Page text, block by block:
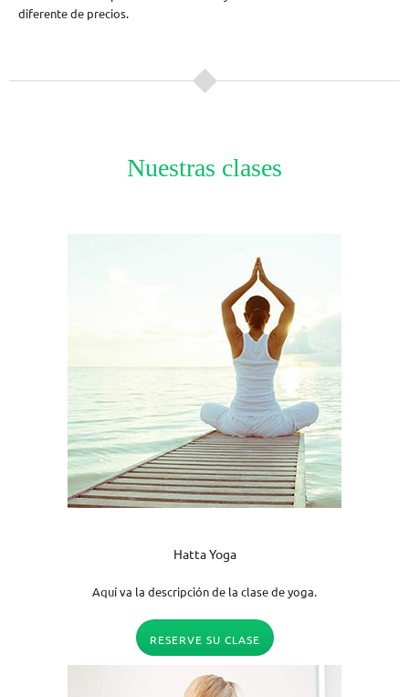
diferente de precios.
Nuestras clases
Hatta Yoga
Aquí va la descripción de la clase de yoga.
RESERVE SU CLASE